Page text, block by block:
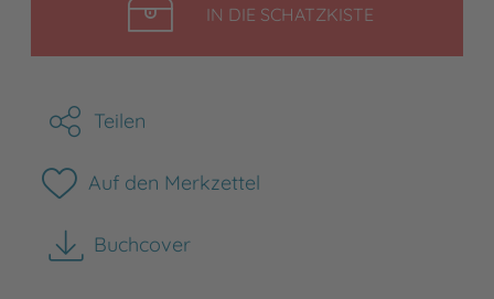
IN DIE SCHATZKISTELEGEN
Teilen
Auf den Merkzettel
Buchcover
herunterladen